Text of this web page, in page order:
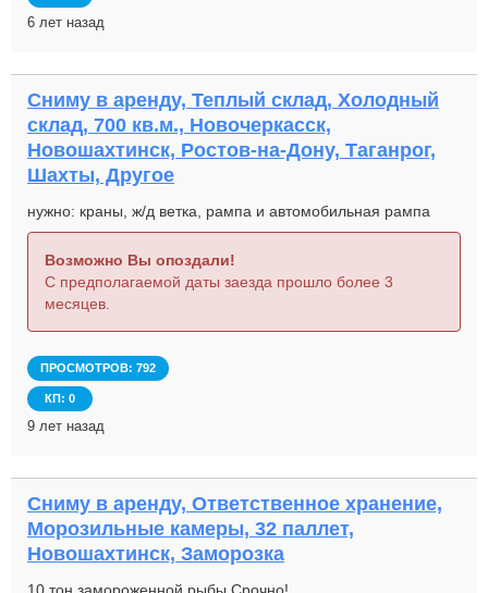
6 лет назад
Сниму в аренду, Теплый склад, Холодный
склад, 700 кв.м., Новочеркасск,
Новошахтинск, Ростов-на-Дону, Таганрог,
Шахты, Другое
нужно: краны, ж/д ветка, рампа и автомобильная рампа
Возможно Вы опоздали!
С предполагаемой даты заезда прошло более 3
месяцев.
ПРОСМОТРОВ: 792
КП: 0
9 лет назад
Сниму в аренду, Ответственное хранение,
Морозильные камеры, 32 паллет,
Новошахтинск, Заморозка